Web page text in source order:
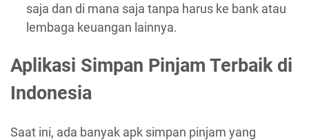
saja dan di mana saja tanpa harus ke bank atau
lembaga keuangan lainnya.
Aplikasi Simpan Pinjam Terbaik di
Indonesia
Saat ini, ada banyak apk simpan pinjam yang